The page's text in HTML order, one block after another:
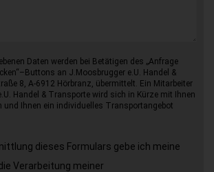
Daten werden bei Betätigen des „Anfrage
an J.Moosbrugger e.U. Handel &
8, A-6912 Hörbranz, übermittelt. Ein Mitarbeiter
Handel & Transporte wird sich in Kürze mit Ihnen
und Ihnen ein individuelles Transportangebot
dieses Formulars gebe ich meine
Verarbeitung meiner